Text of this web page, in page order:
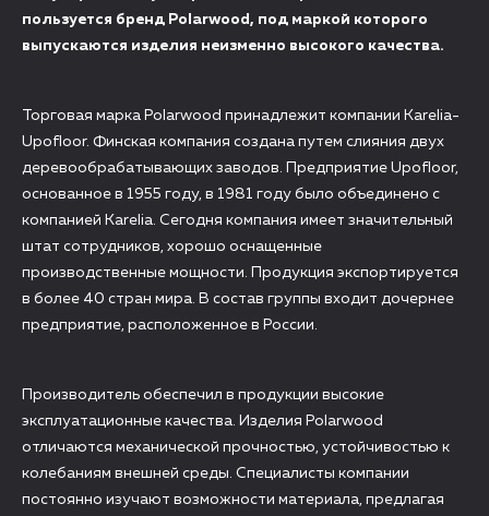
пользуется бренд Polarwood, под маркой которого
выпускаются изделия неизменно высокого качества.
Торговая марка Polarwood принадлежит компании Karelia-
Upofloor. Финская компания создана путем слияния двух
деревообрабатывающих заводов. Предприятие Upofloor,
основанное в 1955 году, в 1981 году было объединено с
компанией Karelia. Сегодня компания имеет значительный
штат сотрудников, хорошо оснащенные
производственные мощности. Продукция экспортируется
в более 40 стран мира. В состав группы входит дочернее
предприятие, расположенное в России.
Производитель обеспечил в продукции высокие
эксплуатационные качества. Изделия Polarwood
отличаются механической прочностью, устойчивостью к
колебаниям внешней среды. Специалисты компании
постоянно изучают возможности материала, предлагая